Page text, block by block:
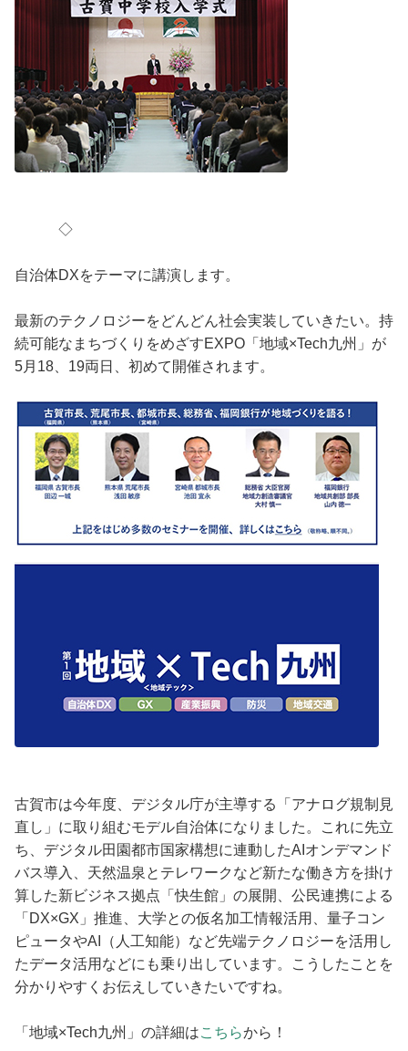
◇
自治体DXをテーマに講演します。
最新のテクノロジーをどんどん社会実装していきたい。持
続可能なまちづくりをめざすEXPO「地域×Tech九州」が
5月18、19両日、初めて開催されます。
古賀市は今年度、デジタル庁が主導する「アナログ規制見
直し」に取り組むモデル自治体になりました。これに先立
ち、デジタル田園都市国家構想に連動したAIオンデマンド
バス導入、天然温泉とテレワークなど新たな働き方を掛け
算した新ビジネス拠点「快生館」の展開、公民連携による
「DX×GX」推進、大学との仮名加工情報活用、量子コン
ピュータやAI（人工知能）など先端テクノロジーを活用し
たデータ活用などにも乗り出しています。こうしたことを
分かりやすくお伝えしていきたいですね。
「地域×Tech九州」の詳細はこちらから！